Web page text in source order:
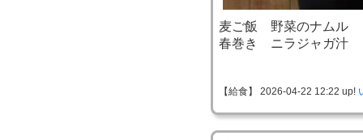
麦ご飯 野菜のナムル
春巻き ニラジャガ汁
【給食】 2026-04-22 12:22 up!